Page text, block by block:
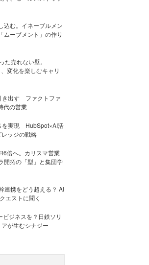
込む。イネーブルメン
ムーブメント」の作り
た売れない壁。
変化を楽しむキャリ
き出す ファクトファ
代の営業
を実現 HubSpot×AI活
ッジの戦略
倍へ。カリスマ営業
開拓の「型」と集団学
連携をどう超える？ AI
エストに聞く
ジネスを？日鉄ソリ
が生むシナジー